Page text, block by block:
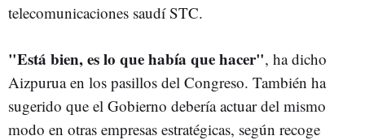
telecomunicaciones saudí STC.
"Está bien, es lo que había que hacer", ha dicho
Aizpurua en los pasillos del Congreso. También ha
sugerido que el Gobierno debería actuar del mismo
modo en otras empresas estratégicas, según recoge